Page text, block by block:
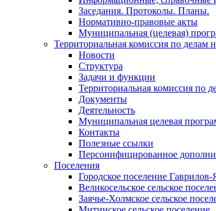
Заседания. Протоколы. Планы.
Нормативно-правовые акты
Муниципальная (целевая)
Территориальная комиссия по делам
Новости
Структура
Задачи и функции
Территориальная комиссия по
Документы
Деятельность
Муниципальная целевая
Контакты
Полезные ссылки
Персонифицированное
Поселения
Городское поселение
Великосельское сельское
Заячье-Холмское сельское